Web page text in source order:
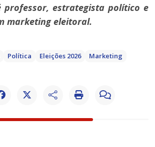
professor, estrategista político e
marketing eleitoral.
Política Eleições 2026
Marketing